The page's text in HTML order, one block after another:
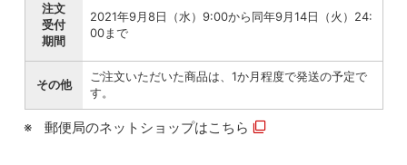
注文
受付
期間
2021年9月8日（水）9:00から同年9月14日（火）24:
00まで
その他
ご注文いただいた商品は、1か月程度で発送の予定で
す。
郵便局のネットショップはこちら